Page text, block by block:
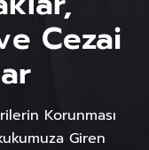
Cezai
Korunması
Giren